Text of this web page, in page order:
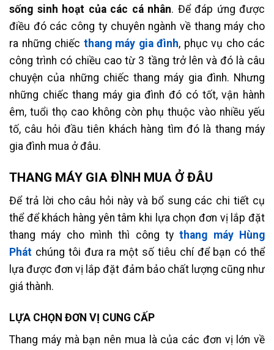
sống sinh hoạt của các cá nhân. Để đáp ứng được
điều đó các công ty chuyên ngành về thang máy cho
ra những chiếc thang máy gia đình, phục vụ cho các
công trình có chiều cao từ 3 tầng trở lên và đó là câu
chuyện của những chiếc thang máy gia đình. Nhưng
những chiếc thang máy gia đình đó có tốt, vận hành
êm, tuổi thọ cao không còn phụ thuộc vào nhiều yếu
tố, câu hỏi đầu tiên khách hàng tìm đó là thang máy
gia đình mua ở đâu.
THANG MÁY GIA ĐÌNH MUA Ở ĐÂU
Để trả lời cho câu hỏi này và bổ sung các chi tiết cụ
thể để khách hàng yên tâm khi lựa chọn đơn vị lắp đặt
thang máy cho mình thì công tythang máy Hùng
Phát chúng tôi đưa ra một số tiêu chí để bạn có thể
lựa được đơn vị lắp đặt đảm bảo chất lượng cũng như
giá thành.
LỰA CHỌN ĐƠN VỊ CUNG CẤP
Thang máy mà bạn nên mua là của các đơn vị lớn về